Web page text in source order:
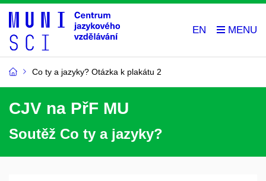
EN
Co ty a jazyky? Otázka k plakátu 2
CJV na PřF MU
Soutěž Co ty a jazyky?